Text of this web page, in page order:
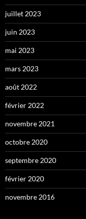
juillet 2023
juin 2023
mai 2023
mars 2023
août 2022
février 2022
novembre 2021
octobre 2020
septembre 2020
février 2020
novembre 2016